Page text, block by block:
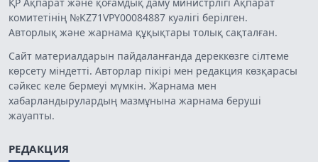
комитетінің №KZ71VPY00084887 куәлігі берілген.
Авторлық және жарнама құқықтары толық сақталған.
Сайт материалдарын пайдаланғанда дереккөзге сілтеме
көрсету міндетті. Авторлар пікірі мен редакция көзқарасы
сәйкес келе бермеуі мүмкін. Жарнама мен
хабарландырулардың мазмұнына жарнама беруші
жауапты.
РЕДАКЦИЯ